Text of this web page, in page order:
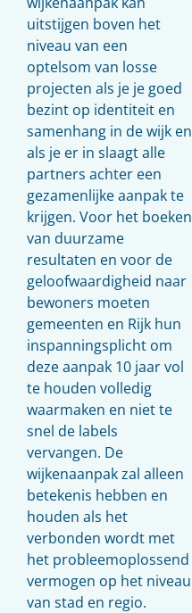
uitstijgen boven het
niveau van een
optelsom van losse
projecten als je je goed
bezint op identiteit en
samenhang in de wijk en
als je er in slaagt alle
partners achter een
gezamenlijke aanpak te
krijgen. Voor het boeken
van duurzame
resultaten en voor de
geloofwaardigheid naar
bewoners moeten
gemeenten en Rijk hun
inspanningsplicht om
deze aanpak 10 jaar vol
te houden volledig
waarmaken en niet te
snel de labels
vervangen. De
wijkenaanpak zal alleen
betekenis hebben en
houden als het
verbonden wordt met
het probleemoplossend
vermogen op het niveau
van stad en regio.